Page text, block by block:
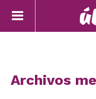
Archivos